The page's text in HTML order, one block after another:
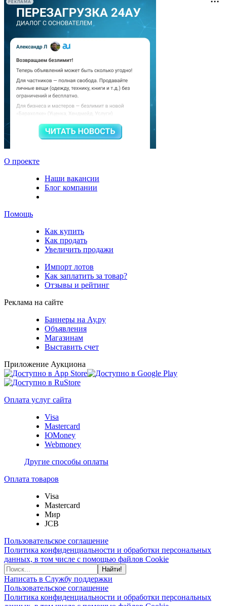
РЕКЛАМА
О проекте
Наши вакансии
Блог компании
Помощь
Как купить
Как продать
Увеличить продажи
Импорт лотов
Как заплатить за товар?
Отзывы и рейтинг
Реклама на сайте
Баннеры на Ау.ру
Объявления
Магазинам
Выставить счет
Приложение Аукциона
Оплата услуг сайта
Visa
Mastercard
ЮMoney
Webmoney
Другие способы оплаты
Оплата товаров
Visa
Mastercard
Мир
JCB
Пользовательское соглашение
Политика конфиденциальности и обработки персональных
данных, в том числе с помощью файлов Cookie
Найти!
Написать в Службу поддержки
Пользовательское соглашение
Политика конфиденциальности и обработки персональных